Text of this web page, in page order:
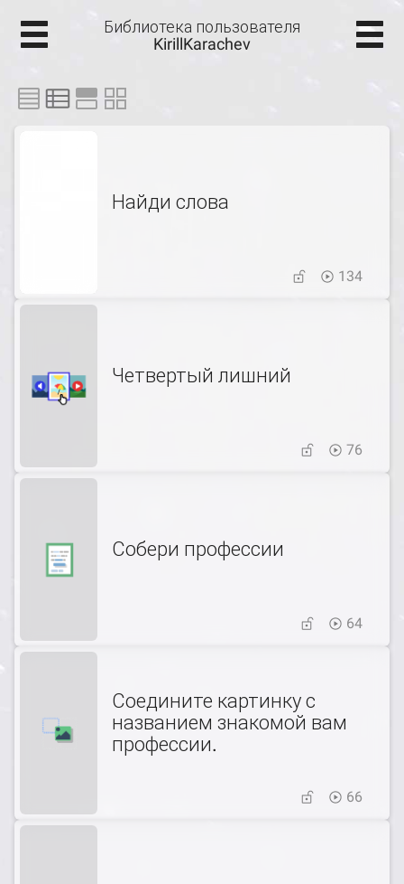
Библиотека пользователя
KirillKarachev
Найди слова
134
Четвертый лишний
76
Собери профессии
64
Соедините картинку с
названием знакомой вам
профессии.
66